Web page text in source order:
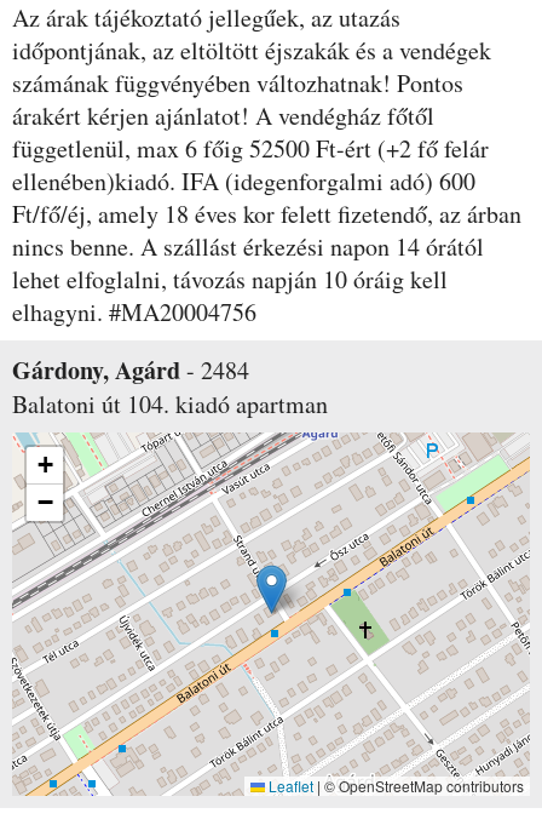
Az árak tájékoztató jellegűek, az utazás
időpontjának, az eltöltött éjszakák és a vendégek
számának függvényében változhatnak! Pontos
árakért kérjen ajánlatot! A vendégház főtől
függetlenül, max 6 főig 52500 Ft-ért (+2 fő felár
ellenében)kiadó. IFA (idegenforgalmi adó) 600
Ft/fő/éj, amely 18 éves kor felett fizetendő, az árban
nincs benne. A szállást érkezési napon 14 órától
lehet elfoglalni, távozás napján 10 óráig kell
elhagyni. #MA20004756
Gárdony, Agárd- 2484
Balatoni út 104. kiadó apartman
+
−
Leaflet | © OpenStreetMap contributors